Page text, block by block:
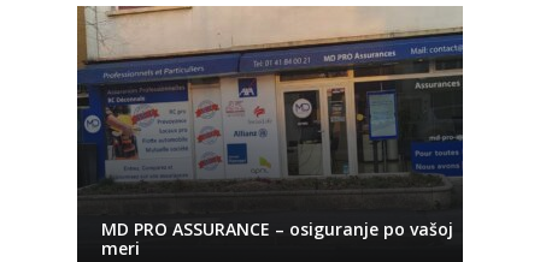
MD PRO ASSURANCE – osiguranje po vašoj
meri